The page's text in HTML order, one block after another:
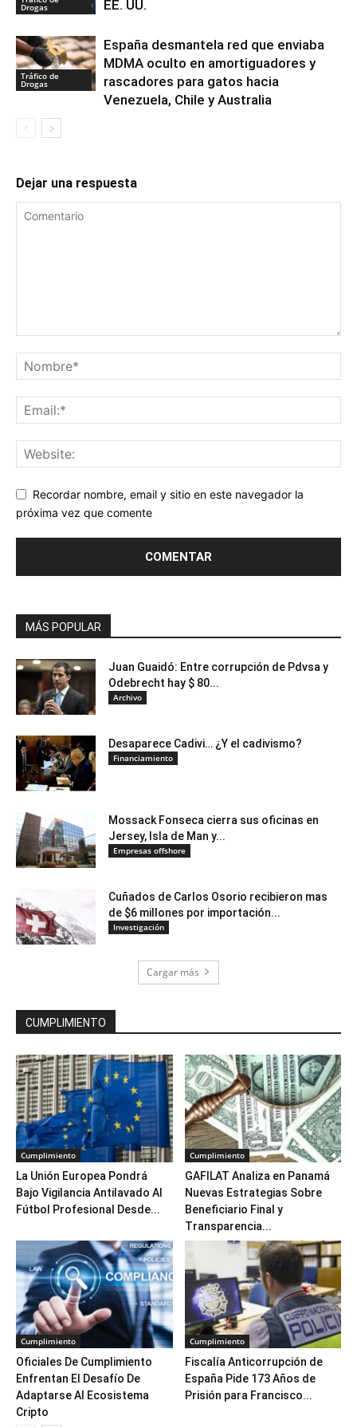
Drogas EE. UU.
Tráfico de
Drogas
España desmantela red que enviaba
MDMA oculto en amortiguadores y
rascadores para gatos hacia
Venezuela, Chile y Australia
Dejar una respuesta
Recordar nombre, email y sitio en este navegador la
próxima vez que comente
MÁS POPULAR
Juan Guaidó: Entre corrupción de Pdvsa y
Odebrecht hay $ 80...
Archivo
Desaparece Cadivi… ¿Y el cadivismo?
Financiamiento
Mossack Fonseca cierra sus oficinas en
Jersey, Isla de Man y...
Empresas offshore
Cuñados de Carlos Osorio recibieron mas
de $6 millones por importación...
Investigación
Cargar más
CUMPLIMIENTO
Cumplimiento
La Unión Europea Pondrá
Bajo Vigilancia Antilavado Al
Fútbol Profesional Desde...
Cumplimiento
GAFILAT Analiza en Panamá
Nuevas Estrategias Sobre
Beneficiario Final y
Transparencia...
Cumplimiento
Oficiales De Cumplimiento
Enfrentan El Desafío De
Adaptarse Al Ecosistema
Cripto
Cumplimiento
Fiscalía Anticorrupción de
España Pide 173 Años de
Prisión para Francisco...